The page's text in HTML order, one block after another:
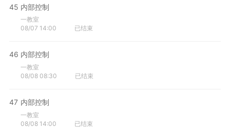
45 内部控制
一教室
08/07 14:00
已结束
46 内部控制
一教室
08/08 08:30
已结束
47 内部控制
一教室
08/08 14:00
已结束